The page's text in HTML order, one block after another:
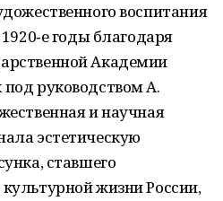
воспитания
годы благодаря
Академии
руководством А.
и научная
эстетическую
ставшего
жизни России,